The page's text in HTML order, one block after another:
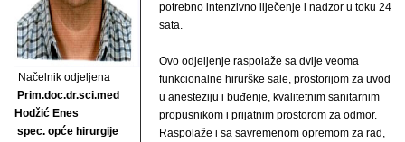
Načelnik odjeljena
Prim.doc.dr.sci.med
Hodžić Enes
spec. opće hirurgije
potrebno intenzivno liječenje i nadzor u toku 24
sata.
Ovo odjeljenje raspolaže sa dvije veoma
funkcionalne hirurške sale, prostorijom za uvod
u anesteziju i buđenje, kvalitetnim sanitarnim
propusnikom i prijatnim prostorom za odmor.
Raspolaže i sa savremenom opremom za rad,